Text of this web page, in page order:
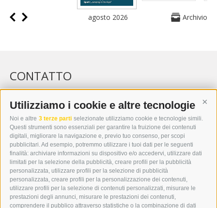
Utilizziamo i cookie e altre tecnologie
Noi e altre 3 terze parti selezionate utilizziamo cookie e tecnologie simili.
Questi strumenti sono essenziali per garantire la fruizione dei contenuti
digitali, migliorare la navigazione e, previo tuo consenso, per scopi
pubblicitari. Ad esempio, potremmo utilizzare i tuoi dati per le seguenti
finalità: archiviare informazioni su dispositivo e/o accedervi, utilizzare dati
limitati per la selezione della pubblicità, creare profili per la pubblicità
personalizzata, utilizzare profili per la selezione di pubblicità
personalizzata, creare profili per la personalizzazione dei contenuti,
utilizzare profili per la selezione di contenuti personalizzati, misurare le
prestazioni degli annunci, misurare le prestazioni dei contenuti,
comprendere il pubblico attraverso statistiche o la combinazione di dati
agosto 2026 Archivio
CONTATTO
WIPP-MEDIA GMBH
DER ERKER
I-39049 VIPITENO
TEL.: +39 0472 766876
GRAFIK@DERERKER.IT
INFO@DERERKER.IT
BARBARA.FONTANA@DERERKER.IT
ERKER